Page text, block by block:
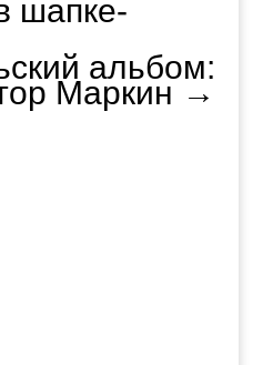
шапке-
альбом:
Маркин →